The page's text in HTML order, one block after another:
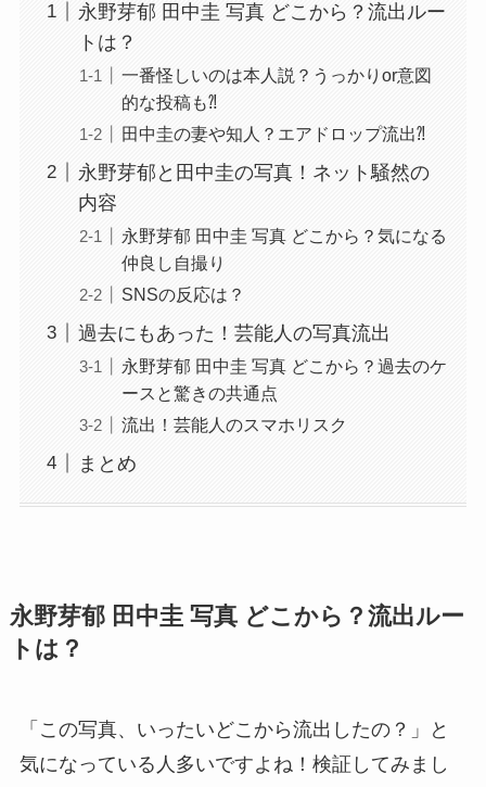
永野芽郁 田中圭 写真 どこから？流出ルー
トは？
一番怪しいのは本人説？うっかりor意図
的な投稿も⁈
田中圭の妻や知人？エアドロップ流出⁈
永野芽郁と田中圭の写真！ネット騒然の
内容
永野芽郁 田中圭 写真 どこから？気になる
仲良し自撮り
SNSの反応は？
過去にもあった！芸能人の写真流出
永野芽郁 田中圭 写真 どこから？過去のケ
ースと驚きの共通点
流出！芸能人のスマホリスク
まとめ
永野芽郁 田中圭 写真 どこから？流出ルー
トは？
「この写真、いったいどこから流出したの？」と
気になっている人多いですよね！検証してみまし